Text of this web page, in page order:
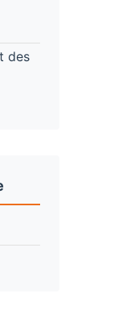
des